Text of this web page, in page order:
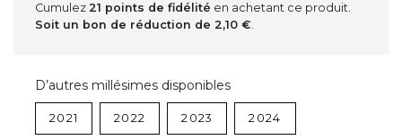
Cumulez 21 points de fidélité en achetant ce produit.
Soit un bon de réduction de 2,10 €.
D’autres millésimes disponibles
2021 2022 2023 2024